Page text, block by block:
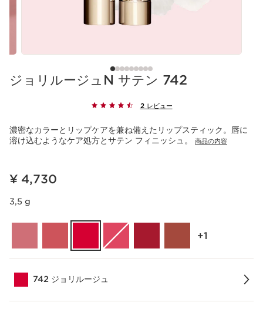
ジョリルージュN サテン 742
2 レビュー
濃密なカラーとリップケアを兼ね備えたリップスティック。唇に
溶け込むようなケア処方とサテン フィニッシュ。 商品の内容
現在表示中の製品の価格 ¥ 4,730
¥ 4,730
3,5 g
‎+1
742 ジョリルージュ